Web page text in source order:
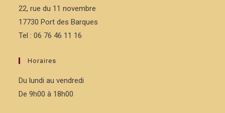
22, rue du 11 novembre
17730 Port des Barques
Tel : 06 76 46 11 16
Horaires
Du lundi au vendredi
De 9h00 à 18h00